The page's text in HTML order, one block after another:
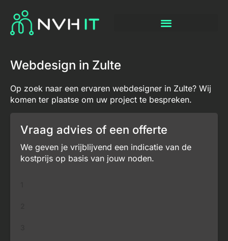
Webdesign in Zulte
Op zoek naar een ervaren webdesigner in Zulte? Wij
komen ter plaatse om uw project te bespreken.
Vraag advies of een offerte
We geven je vrijblijvend een indicatie van de
kostprijs op basis van jouw noden.